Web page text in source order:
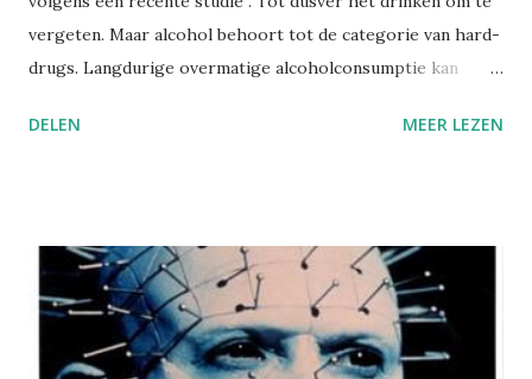
vergeten. Maar alcohol behoort tot de categorie van hard-
drugs. Langdurige overmatige alcoholconsumptie kan
geheugenstoornissen van het korte-termijngeheugen
dagelijkse consumptie van twee glazen alcohol voor de man
en één glas voor de vrouw, respectievelijk drie en twee
glazen te adviseren. Maar op een bijeenkomst van de
Europese Kanker Organisatie in Barcelona heeft men
DELEN MEER LEZEN